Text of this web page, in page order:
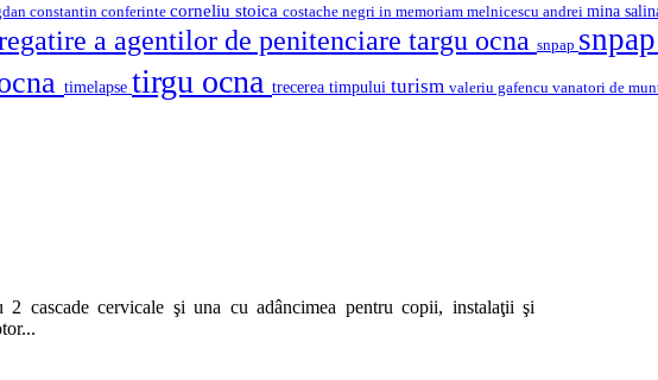
constantin conferinte corneliu stoica costache negri in memoriam melnicescu andrei mina
a agentilor de penitenciare targu ocna snpap
timelapse tirgu ocna trecerea timpului turism valeriu gafencu vanatori de
cascade cervicale şi una cu adâncimea pentru copii, instalaţii şi